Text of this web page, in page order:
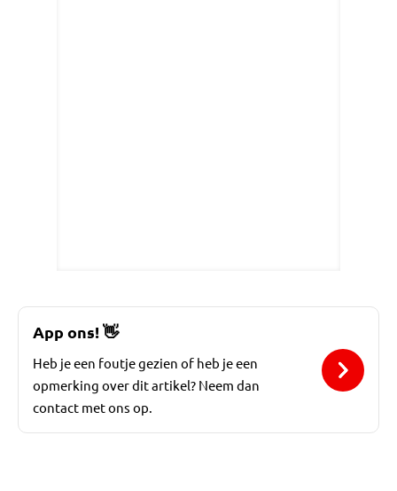
App ons!👋
Heb je een foutje gezien of heb je een
opmerking over dit artikel? Neem dan
contact met ons op.